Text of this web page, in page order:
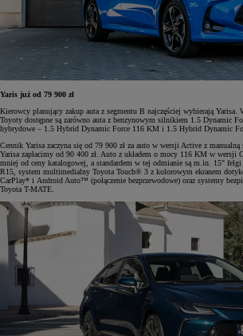
Yaris już od 79 900 zł
Kierowcy planujący zakup auta z segmentu B najczęściej wybierają Yarisa.
Toyoty dostępne są zarówno auta z benzynowym silnikiem 1.5 Dynamic
hybrydowe – 1.5 Hybrid Dynamic Force 116 KM i 1.5 Hybrid Dynamic
Cennik Yarisa zaczyna się od 79 900 zł za auto w wersji Active z
Yarisa zapłacimy od 90 400 zł. Auto z układem o mocy 116 KM w wersji
mniej od ceny katalogowej, a standardem w tej odmianie są m.in. 15"
R15, system multimedialny Toyota Touch® 3 z kolorowym ekranem
CarPlay* i Android Auto™ (połączenie bezprzewodowe) oraz systemy
Toyota T-MATE.